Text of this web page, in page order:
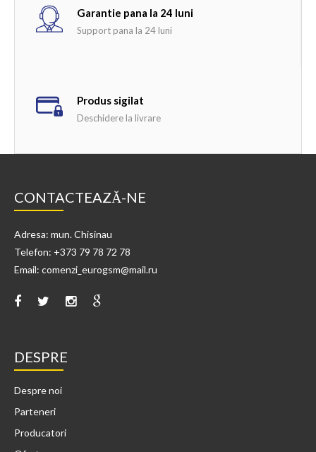
Garantie pana la 24 luni
Support pana la 24 luni
Produs sigilat
Deschidere la livrare
CONTACTEAZĂ-NE
Adresa: mun. Chisinau
Telefon: +373 79 78 72 78
Email: comenzi_eurogsm@mail.ru
DESPRE
Despre noi
Parteneri
Producatori